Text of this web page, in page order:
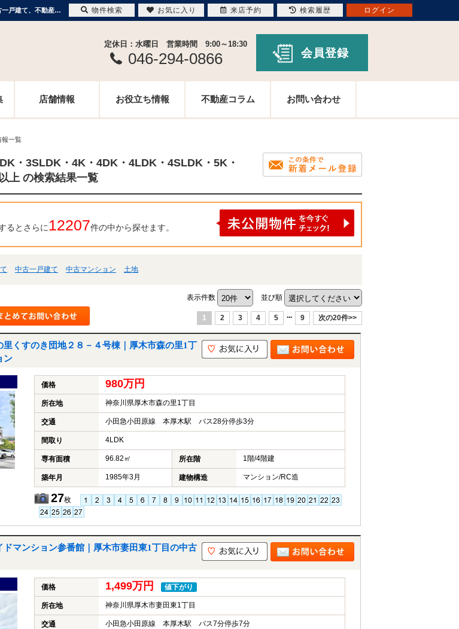
神奈川県 厚木市 3LDK・3SLDK・4K・4DK・4LDK・4SLDK・5K・5DK・5LDK・それ以上 ｜神奈川の新築・中古一戸建て、不動産情報ならME不動産神奈川
定休日：水曜日 営業時間 9:00～18:30
046-294-0866 会員登録
店舗情報 お役立ち情報 不動産コラム お問い合わせ
報一覧
・3SLDK・4K・4DK・4LDK・4SLDK・5K・
上 の検索結果一覧
るとさらに 12207件の中から探せます。
中古一戸建て 中古マンション 土地
表示件数 並び順
1 2 3 4 5 ... 9 次の20件>>
里くすのき団地２８－４号棟｜厚木市森の里1丁
ン
価格 980万円
所在地 神奈川県厚木市森の里1丁目
交通 小田急小田原線 本厚木駅 バス28分停歩3分
間取り 4LDK
専有面積 96.82㎡ 所在階 1階/4階建
築年月 1985年3月 建物構造 マンション/RC造
27枚
ドマンション参番館｜厚木市妻田東1丁目の中古
価格 1,499万円 値下がり
所在地 神奈川県厚木市妻田東1丁目
交通 小田急小田原線 本厚木駅 バス7分停歩7分
物件検索 お気に入り 来店予約 検索履歴 ログイン